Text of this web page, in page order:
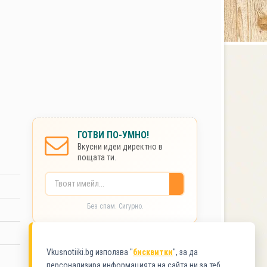
ГОТВИ ПО-УМНО!
Вкусни идеи директно в
пощата ти.
Без спам. Сигурно.
КАТЕГОРИИ
Vkusnotiiki.bg използва "бисквитки", за да